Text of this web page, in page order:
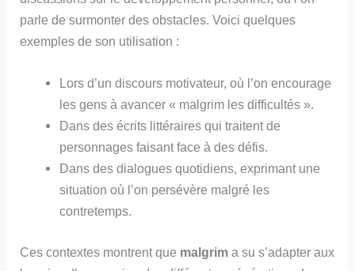
parle de surmonter des obstacles. Voici quelques
exemples de son utilisation :
Lors d’un discours motivateur, où l’on encourage
les gens à avancer « malgrim les difficultés ».
Dans des écrits littéraires qui traitent de
personnages faisant face à des défis.
Dans des dialogues quotidiens, exprimant une
situation où l’on persévère malgré les
contretemps.
Ces contextes montrent que malgrim a su s’adapter aux